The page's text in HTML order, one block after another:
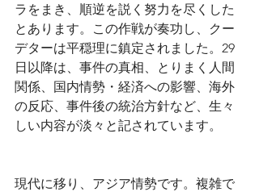
ラをまき、順逆を説く努力を尽くした
とあります。この作戦が奏功し、クー
デターは平穏理に鎮定されました。29
日以降は、事件の真相、とりまく人間
関係、国内情勢・経済への影響、海外
の反応、事件後の統治方針など、生々
しい内容が淡々と記されています。
現代に移り、アジア情勢です。複雑で